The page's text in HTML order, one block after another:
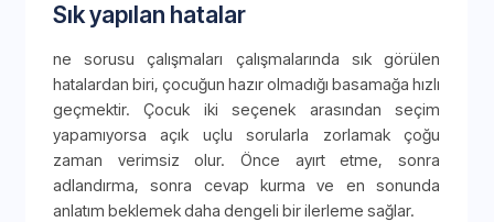
Sık yapılan hatalar
ne sorusu çalışmaları çalışmalarında sık görülen
hatalardan biri, çocuğun hazır olmadığı basamağa hızlı
geçmektir. Çocuk iki seçenek arasından seçim
yapamıyorsa açık uçlu sorularla zorlamak çoğu
zaman verimsiz olur. Önce ayırt etme, sonra
adlandırma, sonra cevap kurma ve en sonunda
anlatım beklemek daha dengeli bir ilerleme sağlar.